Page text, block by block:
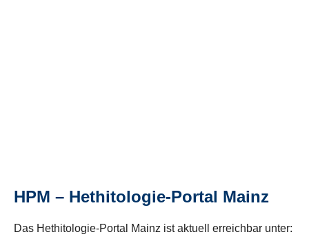
HPM – Hethitologie-Portal Mainz
Das Hethitologie-Portal Mainz ist aktuell erreichbar unter: